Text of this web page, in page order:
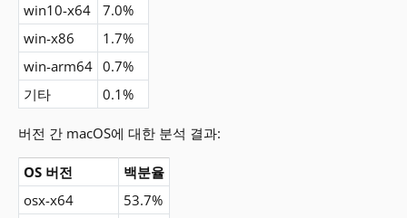
win10-x64
7.0%
win-x86
1.7%
win-arm64 0.7%
기타
0.1%
버전 간 macOS에 대한 분석 결과:
OS 버전
백분율
osx-x64
53.7%